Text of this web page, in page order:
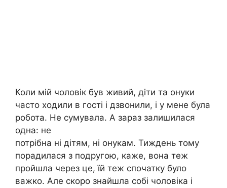
Коли мій чоловік був живий, діти та онуки
часто ходили в гості і дзвонили, і у мене була
робота. Не сумувала. А зараз залишилася
одна: не
потрібна ні дітям, ні онукам. Тиждень тому
порадилася з подругою, каже, вона теж
пройшла через це, їй теж спочатку було
важко. Але скоро знайшла собі чоловіка і